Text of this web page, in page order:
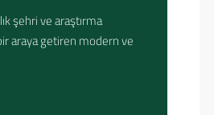
şehri ve araştırma
araya getiren modern ve